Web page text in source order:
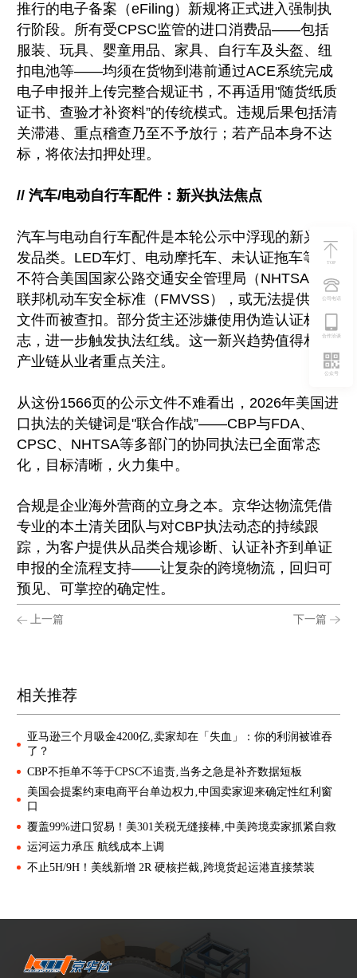
TOP
公司电话
合作洽谈
公众号
推行的电子备案（eFiling）新规将正式进入强制执
行阶段。所有受CPSC监管的进口消费品——包括
服装、玩具、婴童用品、家具、自行车及头盔、纽
扣电池等——均须在货物到港前通过ACE系统完成
电子申报并上传完整合规证书，不再适用"随货纸质
证书、查验才补资料”的传统模式。违规后果包括清
关滞港、重点稽查乃至不予放行；若产品本身不达
标，将依法扣押处理。
// 汽车/电动自行车配件：新兴执法焦点
汽车与电动自行车配件是本轮公示中浮现的新兴高
发品类。LED车灯、电动摩托车、未认证拖车等因
不符合美国国家公路交通安全管理局（NHTSA）的
联邦机动车安全标准（FMVSS），或无法提供合规
文件而被查扣。部分货主还涉嫌使用伪造认证标
志，进一步触发执法红线。这一新兴趋势值得相关
产业链从业者重点关注。
从这份1566页的公示文件不难看出，2026年美国进
口执法的关键词是"联合作战”——CBP与FDA、
CPSC、NHTSA等多部门的协同执法已全面常态
化，目标清晰，火力集中。
合规是企业海外营商的立身之本。京华达物流凭借
专业的本土清关团队与对CBP执法动态的持续跟
踪，为客户提供从品类合规诊断、认证补齐到单证
申报的全流程支持——让复杂的跨境物流，回归可
预见、可掌控的确定性。
上一篇 下一篇
相关推荐
亚马逊三个月吸金4200亿‚卖家却在「失血」：你的利润被谁吞
了？
CBP不拒单不等于CPSC不追责‚当务之急是补齐数据短板
美国会提案约束电商平台单边权力‚中国卖家迎来确定性红利窗
口
覆盖99%进口贸易！美301关税无缝接棒‚中美跨境卖家抓紧自救
运河运力承压 航线成本上调
不止5H/9H！美线新增 2R 硬核拦截‚跨境货起运港直接禁装